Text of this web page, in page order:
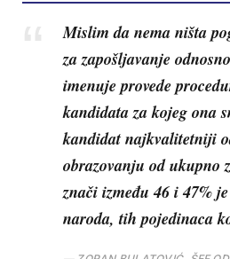
Mislim da nema ništa
za zapošljavanje
imenuje provede
kandidata za kojeg ona
kandidat najkvalitetniji
obrazovanju od ukupno
znači između 46 i 47%
naroda, tih pojedinaca